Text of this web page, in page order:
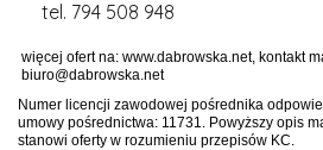
tel. 794 508 948
więcej ofert na: www.dabrowska.net, kontakt
biuro@dabrowska.net
Numer licencji zawodowej pośrednika
umowy pośrednictwa: 11731. Powyższy opis
stanowi oferty w rozumieniu przepisów KC.